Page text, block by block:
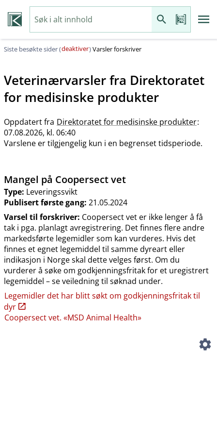
Siste besøkte sider (deaktiver)Varsler forskriver
Veterinærvarsler fra Direktoratet
for medisinske produkter
Oppdatert fra Direktoratet for medisinske produkter:
07.08.2026, kl. 06:40
Varslene er tilgjengelig kun i en begrenset tidsperiode.
Mangel på Coopersect vet
Type: Leveringssvikt
Publisert første gang: 21.05.2024
Varsel til forskriver: Coopersect vet er ikke lenger å få
tak i pga. planlagt avregistrering. Det finnes flere andre
markedsførte legemidler som kan vurderes. Hvis det
finnes et egnet legemiddel til samme dyreart eller
indikasjon i Norge skal dette velges først. Om du
vurderer å søke om godkjenningsfritak for et uregistrert
legemiddel – se veiledning til søknad under.
Legemidler det har blitt søkt om godkjenningsfritak til
dyr
Coopersect vet. «MSD Animal Health»